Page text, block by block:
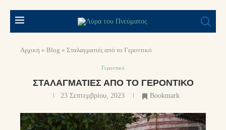
Αρχική » Blog » Σταλαγματιές από το Γεροντικό
Γεροντικό
ΣΤΑΛΑΓΜΑΤΙΈΣ ΑΠΌ ΤΟ ΓΕΡΟΝΤΙΚΌ
23 Σεπτεμβρίου, 2023 Bookmark